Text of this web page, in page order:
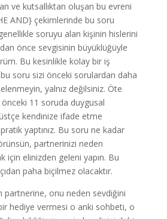
ve kutsallıktan oluşan bu evreni
AND} çekimlerinde bu soru
soruyu alan kişinin hislerini
önce sevgisinin büyüklüğüyle
Bu kesinlikle kolay bir iş
soru sizi önceki sorulardan daha
yalnız değilsiniz. Öte
11 soruda duygusal
kendinize ifade etme
yaptınız. Bu soru ne kadar
partnerinizi neden
için elinizden geleni yapın. Bu
paha biçilmez olacaktır.
partnerine, onu neden sevdiğini
hediye vermesi o anki sohbeti, o